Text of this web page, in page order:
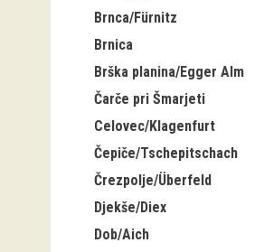
Brnca/Fürnitz
Brnica
Brška planina/Egger Alm
Čarče pri Šmarjeti
Celovec/Klagenfurt
Čepiče/Tschepitschach
Črezpolje/Überfeld
Djekše/Diex
Dob/Aich